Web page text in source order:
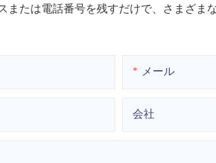
たは電話番号を残すだけで、さまざま
メール
会社